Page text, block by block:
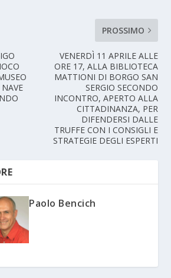
PROSSIMO
VENERDÌ 11 APRILE ALLE
ORE 17, ALLA BIBLIOTECA
MATTIONI DI BORGO SAN
SERGIO SECONDO
INCONTRO, APERTO ALLA
CITTADINANZA, PER
DIFENDERSI DALLE
TRUFFE CON I CONSIGLI E
STRATEGIE DEGLI ESPERTI
Paolo Bencich